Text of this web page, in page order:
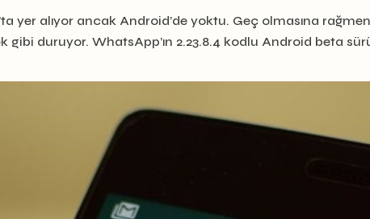
yer alıyor ancak Android’de yoktu. Geç olmasına
gibi duruyor. WhatsApp’ın 2.23.8.4 kodlu Android beta